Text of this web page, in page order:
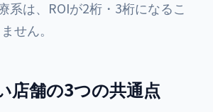
系は、ROIが2桁・3桁になるこ
せん。
店舗の3つの共通点